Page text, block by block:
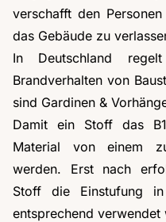
verschafft den
das Gebäude zu
In Deutschland
Brandverhalten von
sind Gardinen &
Damit ein Stoff das
Material von einem
werden. Erst nach
Stoff die Einstufung
entsprechend verwendet